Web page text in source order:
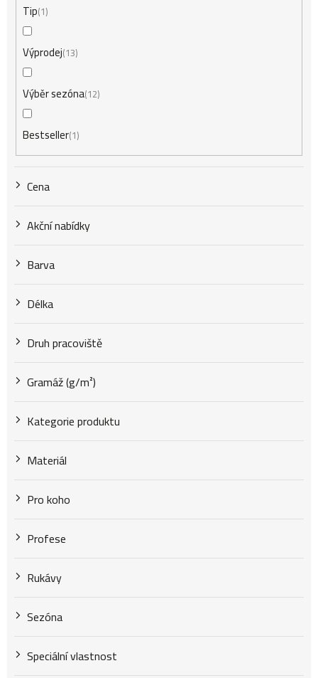
d
u
k
ů
Tip 1
Výprodej 13
Výběr sezóna 12
Bestseller 1
Cena
Akční nabídky
Barva
Délka
Druh pracoviště
Gramáž (g/m²)
Kategorie produktu
Materiál
Pro koho
Profese
Rukávy
Sezóna
Speciální vlastnost